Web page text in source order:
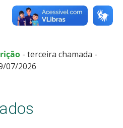
- terceira chamada -
07/2026